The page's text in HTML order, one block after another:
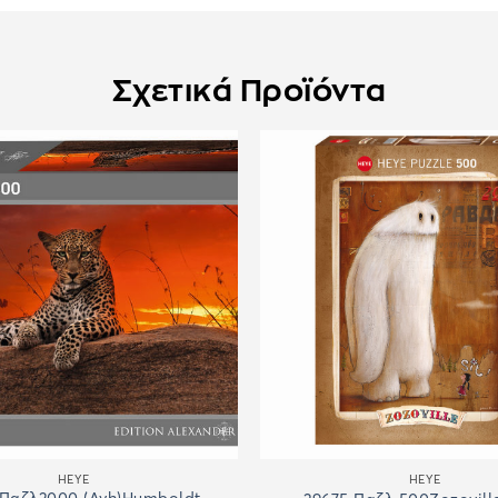
Σχετικά Προϊόντα
HEYE HEYE